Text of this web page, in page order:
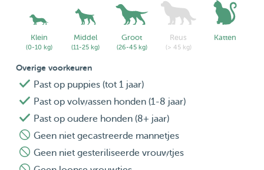
Klein
(0-10 kg)
Middel
(11-25 kg)
Groot
(26-45 kg)
Reus
(> 45 kg)
Katten
Overige voorkeuren
Past op puppies (tot 1 jaar)
Past op volwassen honden (1-8 jaar)
Past op oudere honden (8+ jaar)
Geen niet gecastreerde mannetjes
Geen niet gesteriliseerde vrouwtjes